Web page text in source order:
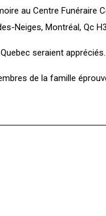
au Centre Funéraire
Neiges, Montréal, Qc
seraient appréciés.
de la famille